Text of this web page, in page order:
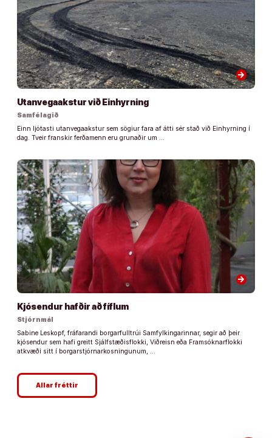
arrow_forward
Utanvegaakstur við Einhyrning
Samfélagið
Einn ljótasti utanvegaakstur sem sögiur fara af átti sér stað við Einhyrning í
dag. Tveir franskir ferðamenn eru grunaðir um …
arrow_forward
Kjósendur hafðir að fíflum
Stjórnmál
Sabine Leskopf, fráfarandi borgarfulltrúi Samfylkingarinnar, segir að þeir
kjósendur sem hafi greitt Sjálfstæðisflokki, Viðreisn eða Framsóknarflokki
atkvæði sitt í borgarstjórnarkosningunum, …
Allar fréttir